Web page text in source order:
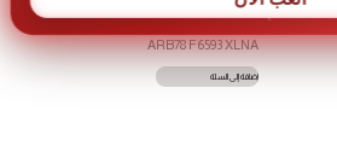
878.9
719.1 د.اردني
ARB78 F6593 XLNA
إضافة إلى السلة